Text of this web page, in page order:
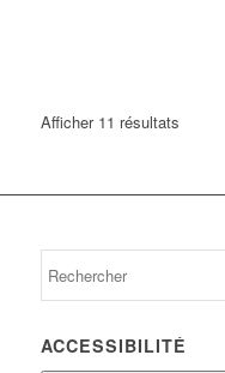
Afficher 11 résultats
ACCESSIBILITÉ